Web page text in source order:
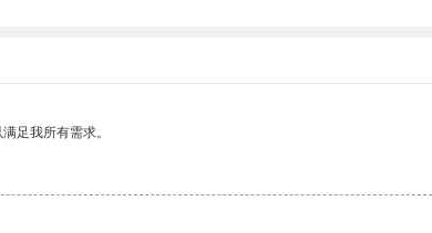
足我所有需求。